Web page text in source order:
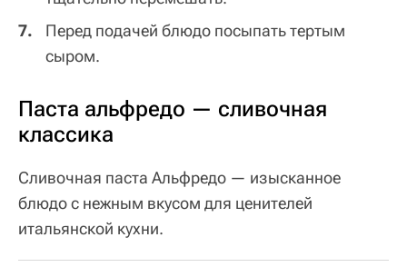
Перед подачей блюдо посыпать тертым
сыром.
Паста альфредо — сливочная
классика
Сливочная паста Альфредо — изысканное
блюдо с нежным вкусом для ценителей
итальянской кухни.